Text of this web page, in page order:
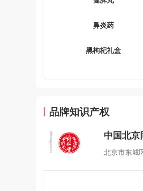
鼻炎药
黑枸杞礼盒
品牌知识产权
中国北
北京市东城